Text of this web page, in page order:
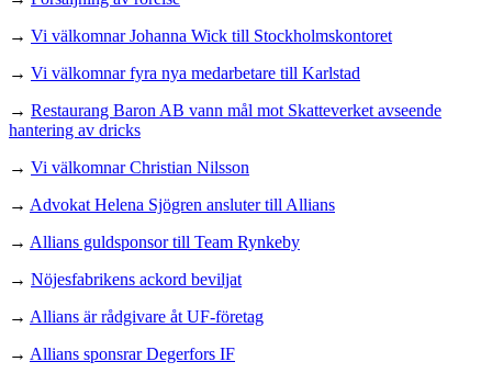
→ Vi välkomnar Johanna Wick till Stockholmskontoret
→ Vi välkomnar fyra nya medarbetare till Karlstad
→ Restaurang Baron AB vann mål mot Skatteverket avseende
hantering av dricks
→ Vi välkomnar Christian Nilsson
→ Advokat Helena Sjögren ansluter till Allians
→ Allians guldsponsor till Team Rynkeby
→ Nöjesfabrikens ackord beviljat
→ Allians är rådgivare åt UF-företag
→ Allians sponsrar Degerfors IF